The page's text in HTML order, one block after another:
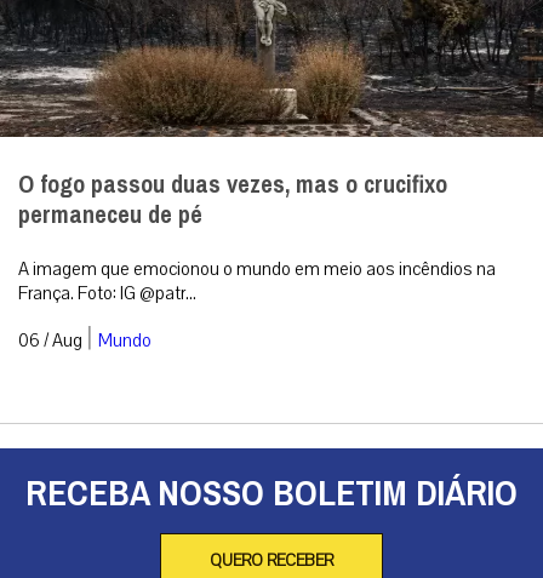
O fogo passou duas vezes, mas o crucifixo
permaneceu de pé
A imagem que emocionou o mundo em meio aos incêndios na
França. Foto: IG @patr...
06 / Aug | Mundo
RECEBA NOSSO BOLETIM DIÁRIO
QUERO RECEBER